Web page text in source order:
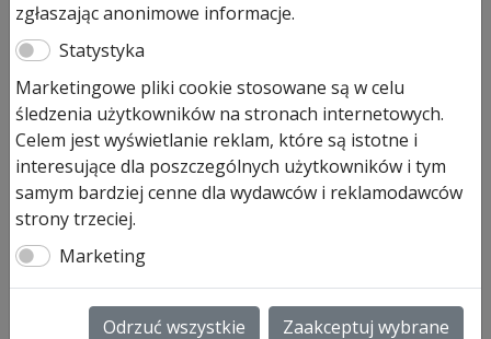
ilość
Hormann
pokrywa
baterii
do
pilotów
HS1/HS4/HSS4/HS5
Bi
Secure
Dodaj do koszyka
Hormann pokrywa baterii do pilotów typu HS1, HS4,
HSS4/HS5 Bi Secure
Pokrywa baterii do
HS1
HS4
HSS4
HS5 Bi Secure
nr art. 436967
zgłaszając anonimowe informacje.
Statystyka
Marketingowe pliki cookie stosowane są w celu
śledzenia użytkowników na stronach internetowych.
Celem jest wyświetlanie reklam, które są istotne i
interesujące dla poszczególnych użytkowników i tym
samym bardziej cenne dla wydawców i reklamodawców
strony trzeciej.
Marketing
Odrzuć wszystkie Zaakceptuj wybrane